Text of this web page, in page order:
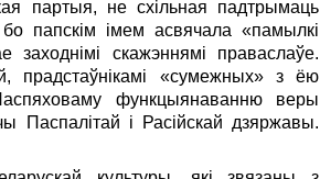
партыя, не схільная падтрымаць
папскім імем асвячала «памылкі
заходнімі скажэннямі праваслаўе.
прадстаўнікамі «сумежных» з ёю
функцыянаванню веры
Паспалітай і Расійскай дзяржавы.